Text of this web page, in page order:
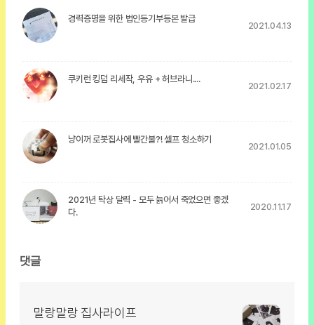
경력증명을 위한 법인등기부등본 발급
2021.04.13
쿠키런 킹덤 리세작, 우유 + 허브라니....
2021.02.17
냥이꺼 로봇집사에 빨간불?! 셀프 청소하기
2021.01.05
2021년 탁상 달력 - 모두 늙어서 죽었으면 좋겠
다.
2020.11.17
댓글
말랑말랑 집사라이프